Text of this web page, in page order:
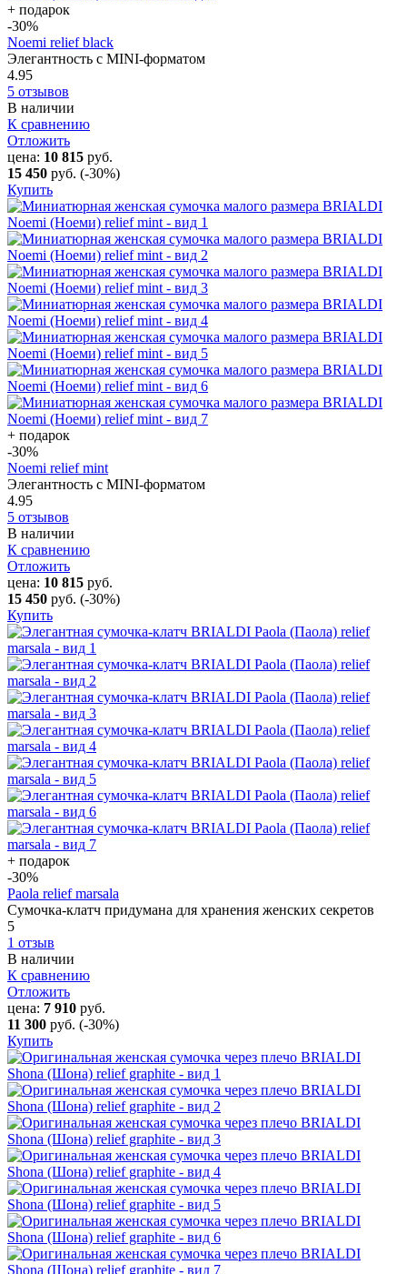
+ подарок
-30%
Noemi relief black
Элегантность с MINI-форматом
4.95
5 отзывов
В наличии
К сравнению
Отложить
цена: 10 815 руб.
15 450 руб. (-30%)
Купить
+ подарок
-30%
Noemi relief mint
Элегантность с MINI-форматом
4.95
5 отзывов
В наличии
К сравнению
Отложить
цена: 10 815 руб.
15 450 руб. (-30%)
Купить
+ подарок
-30%
Paola relief marsala
Сумочка-клатч придумана для хранения женских секретов
5
1 отзыв
В наличии
К сравнению
Отложить
цена: 7 910 руб.
11 300 руб. (-30%)
Купить